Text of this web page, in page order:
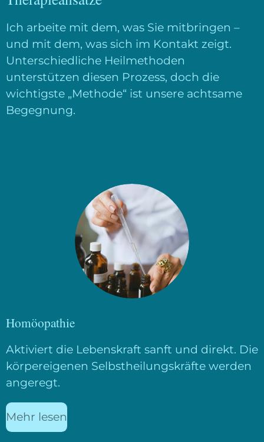
Ich arbeite mit dem, was Sie mitbringen –
und mit dem, was sich im Kontakt zeigt.
Unterschiedliche Heilmethoden
unterstützen diesen Prozess, doch die
wichtigste „Methode“ ist unsere achtsame
Begegnung.
Homöopathie
Aktiviert die Lebenskraft sanft und direkt. Die
körpereigenen Selbstheilungskräfte werden
angeregt.
Mehr lesen